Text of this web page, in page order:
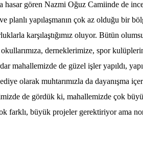
hasar gören Nazmi Oğuz Camiinde de
planlı yapılaşmanın çok az olduğu bir
karşılaştığımız oluyor. Bütün
derneklerimize, spor
mahallemizde de güzel işler yapıldı,
olarak muhtarımızla da dayanışma
de gördük ki, mahallemizde çok
farklı, büyük projeler gerektiriyor ama